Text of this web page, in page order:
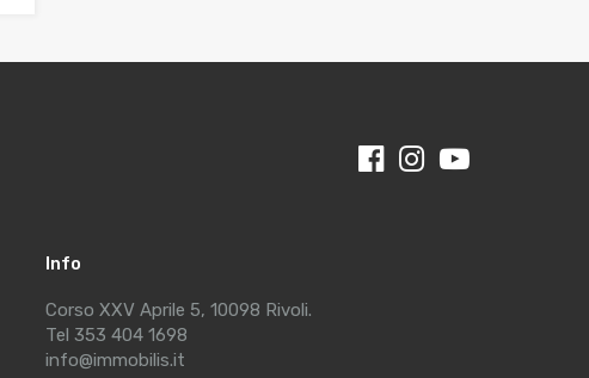
Info
Corso XXV Aprile 5, 10098 Rivoli.
Tel 353 404 1698
info@immobilis.it